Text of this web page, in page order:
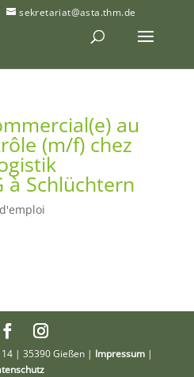
sekretariat@asta.thm.de
au
(m/f) chez
à Schlüchtern
| 35390 Gießen | Impressum |